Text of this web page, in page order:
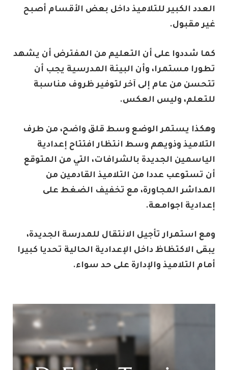
العدد الكبير للتلاميذ داخل بعض الأقسام أصبح
غير مقبول.
كما شددوا على أن التعليم من المفترض أن يشهد
تطورا مستمرا، وأن البيئة المدرسية يجب أن
تتحسن من عام إلى آخر لتوفير ظروف مناسبة
للتعلم، وليس العكس.
وهكذا يستمر الوضع وسط قلق واضح، من طرف
التلاميذ وذويهم وسط انتظار افتتاح إعدادية
الياسمين الجديدة بالشرافات، التي من المتوقع
أن تستوعب عددا من التلاميذ القادمين من
المداشر المجاورة، مع تخفيف الضغط على
إعدادية اجوامعة.
ومع استمرار تأجيل الانتقال للمدرسة الجديدة،
يبقى الاكتظاظ داخل الإعدادية الحالية تحديا كبيرا
أمام التلاميذ والإدارة على حد سواء.